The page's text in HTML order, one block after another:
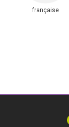
française